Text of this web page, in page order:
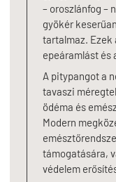
– oroszlánfog –
gyökér
tartalmaz.
epeáramlást és
A pitypangot a
tavaszi
ödéma és
Modern
támogatására,
védelem